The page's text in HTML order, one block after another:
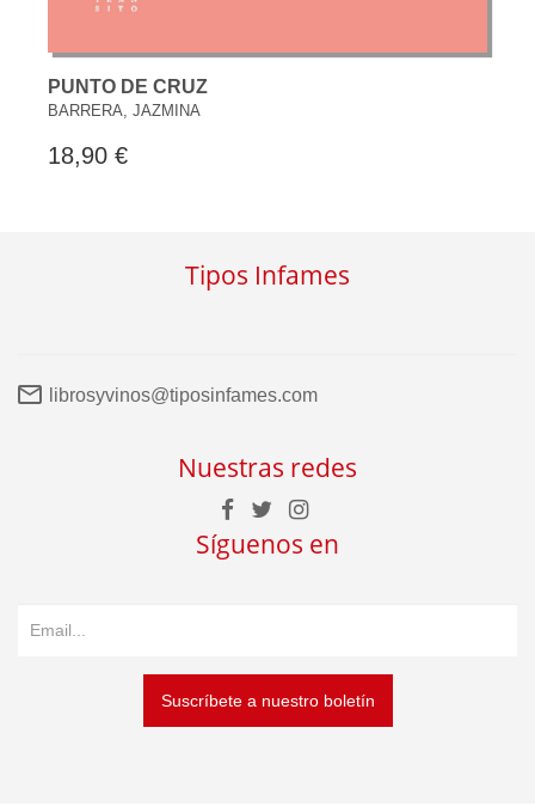
PUNTO DE CRUZ
BARRERA, JAZMINA
18,90 €
Tipos Infames
librosyvinos@tiposinfames.com
Nuestras redes
Síguenos en
Suscríbete a nuestro boletín